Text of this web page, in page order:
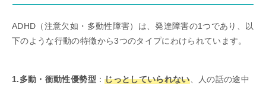
ADHD（注意欠如・多動性障害）は、発達障害の1つであり、以
下のような行動の特徴から3つのタイプにわけられています。
1.多動・衝動性優勢型 ：じっとしていられない、人の話の途中